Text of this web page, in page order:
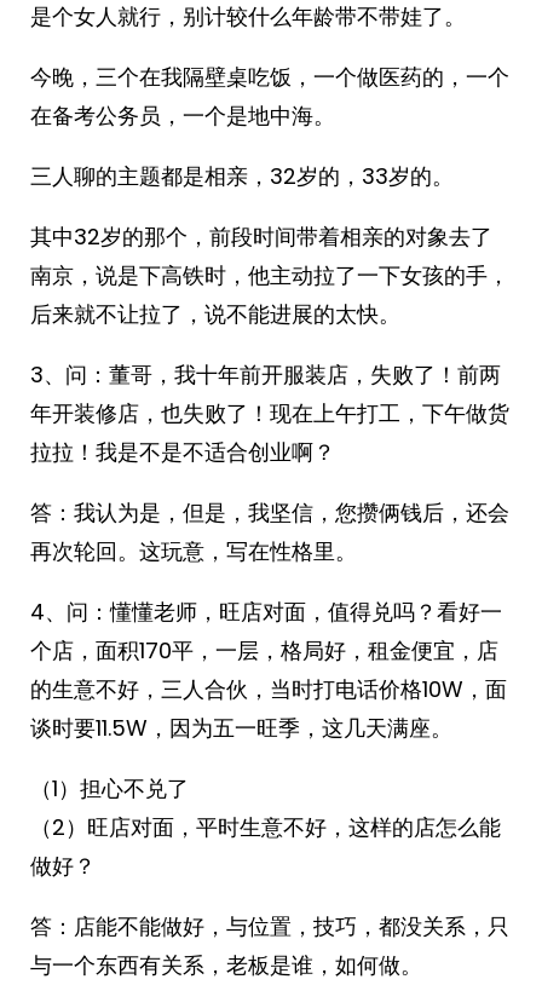
是个女人就行，别计较什么年龄带不带娃了。
今晚，三个在我隔壁桌吃饭，一个做医药的，一个
在备考公务员，一个是地中海。
三人聊的主题都是相亲，32岁的，33岁的。
其中32岁的那个，前段时间带着相亲的对象去了
南京，说是下高铁时，他主动拉了一下女孩的手，
后来就不让拉了，说不能进展的太快。
3、问：董哥，我十年前开服装店，失败了！前两
年开装修店，也失败了！现在上午打工，下午做货
拉拉！我是不是不适合创业啊？
答：我认为是，但是，我坚信，您攒俩钱后，还会
再次轮回。这玩意，写在性格里。
4、问：懂懂老师，旺店对面，值得兑吗？看好一
个店，面积170平，一层，格局好，租金便宜，店
的生意不好，三人合伙，当时打电话价格10W，面
谈时要11.5W，因为五一旺季，这几天满座。
（1）担心不兑了
（2）旺店对面，平时生意不好，这样的店怎么能
做好？
答：店能不能做好，与位置，技巧，都没关系，只
与一个东西有关系，老板是谁，如何做。